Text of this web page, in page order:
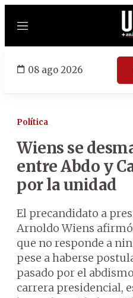
Menú
08 ago 2026
Política
Wiens se
entre Abdo y
por la unidad
El precandidato a
Arnoldo Wiens
que no responde a
pese a haberse
pasado por el
carrera presidencial,